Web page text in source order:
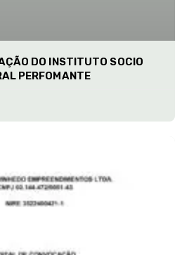
DO INSTITUTO SOCIO
PERFOMANTE